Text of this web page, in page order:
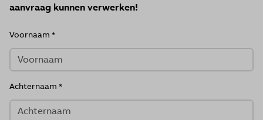
aanvraag kunnen verwerken!
Voornaam
Achternaam